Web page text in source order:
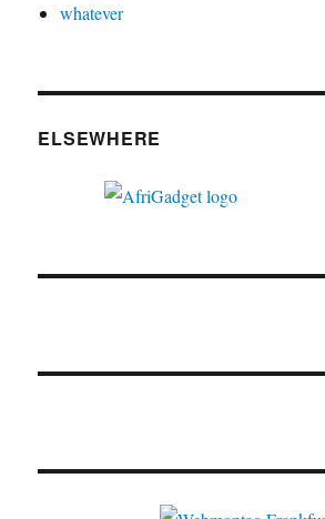
whatever
ELSEWHERE